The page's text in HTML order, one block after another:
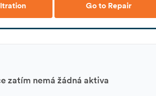
Go to Repair
zatím nemá žádná aktiva